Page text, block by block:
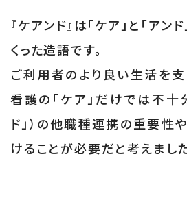
『ケアンド』は「ケア」と「ア
くった造語です。
ご利用者のより良い生活を支
看護の「ケア」だけでは不十
ド」）の他職種連携の重要性
けることが必要だと考えました